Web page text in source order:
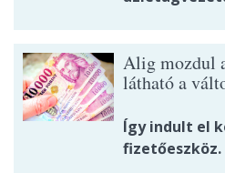
Alig mozdul
látható a
Így indult el
fizetőeszköz.